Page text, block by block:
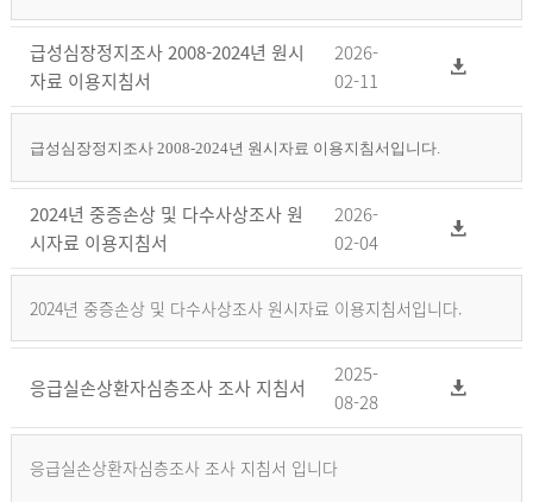
급성심장정지조사 2008-2024년 원시
자료 이용지침서
2026-
02-11
급성심장정지조사 2008-2024년 원시자료 이용지침서입니다.
2024년 중증손상 및 다수사상조사 원
시자료 이용지침서
2026-
02-04
2024년 중증손상 및 다수사상조사 원시자료 이용지침서입니다.
응급실손상환자심층조사 조사 지침서
2025-
08-28
응급실손상환자심층조사 조사 지침서 입니다